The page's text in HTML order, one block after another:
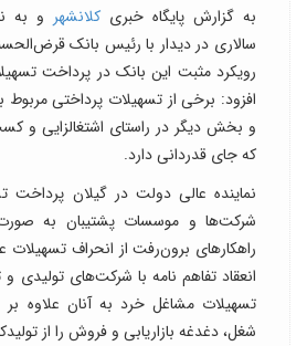
به گزارش پایگاه خبری کلانشهر و به
سالاری در دیدار با رئیس بانک
رویکرد مثبت این بانک در پرداخت
افزود: برخی از تسهیلات پرداختی
و بخش دیگر در راستای اشتغالزایی و
که جای قدردانی دارد.
نماینده عالی دولت در گیلان پرداخت
شرکت‌ها و موسسات پشتیبان به
راهکارهای برون‌رفت از انحراف تسهیلات
انعقاد تفاهم نامه با شرکت‌های تولیدی و
تسهیلات مشاغل خرد به آنان علاوه بر
شغل، دغدغه بازاریابی و فروش را از